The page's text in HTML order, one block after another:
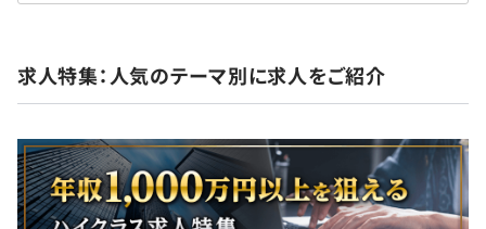
求人特集：人気のテーマ別に求人をご紹介